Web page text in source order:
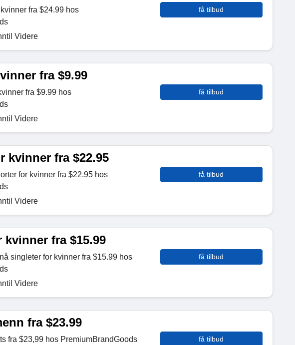
fra $24.99 hos
Videre
få tilbud
fra $9.99
fra $9.99 hos
Videre
få tilbud
kvinner fra $22.95
for kvinner fra $22.95 hos
Videre
få tilbud
fra $15.99
singleter for kvinner fra $15.99 hos
Videre
få tilbud
fra $23.99
fra $23,99 hos PremiumBrandGoods
få tilbud